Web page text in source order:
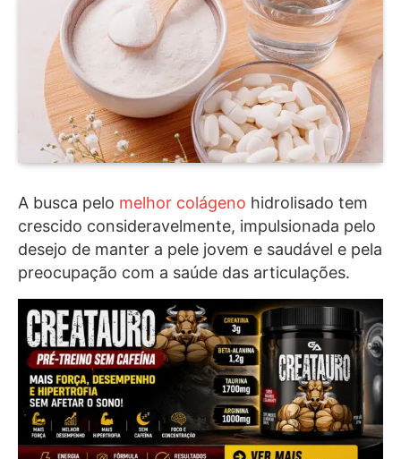
A busca pelo melhor colágeno hidrolisado tem
crescido consideravelmente, impulsionada pelo
desejo de manter a pele jovem e saudável e pela
preocupação com a saúde das articulações.